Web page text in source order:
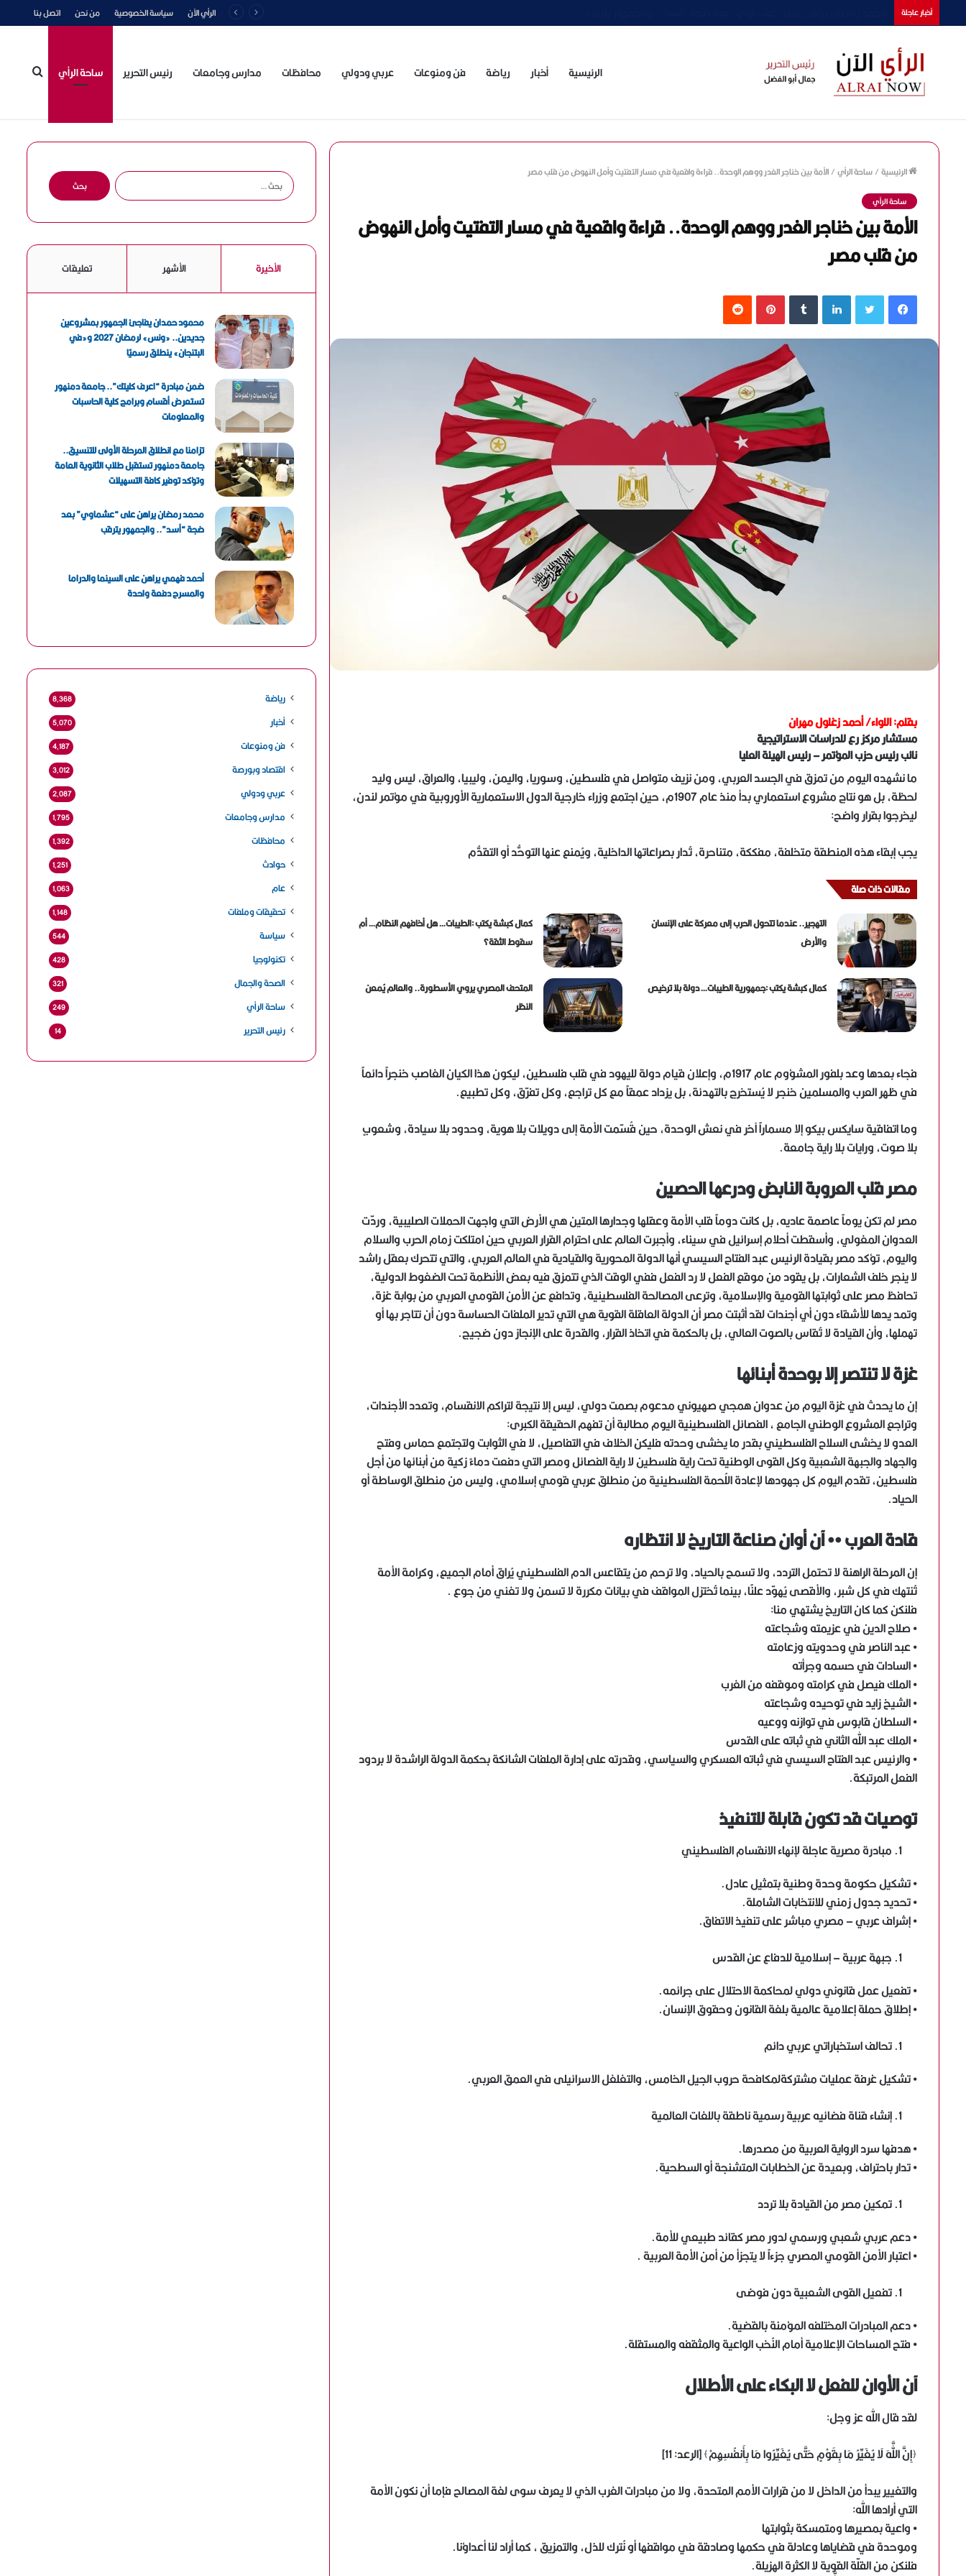
أخبار عاجلة الرأي الآن سياسة الخصوصية من نحن اتصل بنا
الرئيسية أخبار رياضة فن ومنوعات عربي ودولي محافظات مدارس وجامعات رئيس التحرير ساحة الرأي
الرئيسية/ساحة الرأي/الأمة بين خناجر الغدر ووهم الوحدة.. قراءة واقعية في مسار التفتيت وأمل النهوض من قلب مصر
ساحة الرأي
الأمة بين خناجر الغدر ووهم الوحدة.. قراءة واقعية في مسار التفتيت وأمل النهوض
من قلب مصر
فيسبوك لينكدإن بينتيريست
بقلم: اللواء/ أحمد زغلول مهران
مستشار مركز رع للدراسات الاستراتيجية
نائب رئيس حزب المؤتمر – رئيس الهيئة العليا
ما نشهده اليوم من تمزق في الجسد العربي، ومن نزيف متواصل في فلسطين، وسوريا، واليمن، وليبيا، والعراق، ليس وليد
لحظة، بل هو نتاج مشروع استعماري بدأ منذ عام 1907م، حين اجتمع وزراء خارجية الدول الاستعمارية الأوروبية في مؤتمر لندن،
ليخرجوا بقرار واضح:
يجب إبقاء هذه المنطقة متخلفة، مفككة، متناحرة، تُدار بصراعاتها الداخلية، ويُمنع عنها التوحُّد أو التقدُّم
مقالات ذات صلة
التهجير.. عندما تتحول الحرب إلى معركة على الإنسان
والأرض
كمال كبشة يكتب :الطيبات… هل أخافهم النظام… أم
سقوط الثقة؟
كمال كبشة يكتب :جمهورية الطيبات… دولة بلا ترخيص
المتحف المصري يروي الأسطورة.. والعالم يُمعن
النظر
فجاء بعدها وعد بلفور المشؤوم عام 1917م، وإعلان قيام دولة لليهود في قلب فلسطين، ليكون هذا الكيان الغاصب خنجراً دائماً
في ظهر العرب والمسلمين خنجر لا يُستخرج بالتهدئة، بل يزداد عمقاً مع كل تراجع، وكل تفرّق، وكل تطبيع.
وما اتفاقية سايكس بيكو إلا مسماراً آخر في نعش الوحدة، حين قُسّمت الأمة إلى دويلات بلا هوية، وحدود بلا سيادة، وشعوبٍ
بلا صوت، ورايات بلا راية جامعة.
مصر قلب العروبة النابض ودرعها الحصين
مصر لم تكن يوماً عاصمة عاديه، بل كانت دوماً قلب الأمة وعقلها وجدارها المتين هي الأرض التي واجهت الحملات الصليبية، وردّت
العدوان المغولي، وأسقطت أحلام إسرائيل في سيناء، وأجبرت العالم على احترام القرار العربي حين امتلكت زمام الحرب والسلام
واليوم، تؤكد مصر بقيادة الرئيس عبد الفتاح السيسي أنها الدولة المحورية والقيادية في العالم العربي، والتي تتحرك بعقل راشد
لا ينجر خلف الشعارات، بل يقود من موقع الفعل لا رد الفعل ففي الوقت الذي تتمزق فيه بعض الأنظمة تحت الضغوط الدولية،
تحافظ مصر على ثوابتها القومية والإسلامية، وترعى المصالحة الفلسطينية، وتدافع عن الأمن القومي العربي من بوابة غزة،
وتمد يدها للأشقاء دون أي أجندات لقد أثبتت مصر أن الدولة العاقلة القوية هي التي تدير الملفات الحساسة دون أن تتاجر بها أو
تهملها، وأن القيادة لا تُقاس بالصوت العالي، بل بالحكمة في اتخاذ القرار، والقدرة على الإنجاز دون ضجيج.
غزة لا تنتصر إلا بوحدة أبنائها
إن ما يحدث في غزة اليوم من عدوان همجي صهيوني مدعوم بصمت دولي، ليس إلا نتيجة لتراكم الانقسام، وتعدد الأجندات،
وتراجع المشروع الوطني الجامع ، الفصائل الفلسطينية اليوم مطالبة أن تفهم الحقيقة الكبرى:
العدو لا يخشى السلاح الفلسطيني بقدر ما يخشى وحدته فليكن الخلاف في التفاصيل، لا في الثوابت ولتجتمع حماس وفتح
والجهاد والجبهة الشعبية وكل القوى الوطنية تحت راية فلسطين لا راية الفصائل ومصر التي دفعت دماءً زكية من أبنائها من أجل
فلسطين، تقدم اليوم كل جهودها لإعادة اللُحمة الفلسطينية من منطلق عربي قومي إسلامي، وليس من منطلق الوساطة أو
الحياد.
قادة العرب •• آن أوان صناعة التاريخ لا انتظاره
إن المرحلة الراهنة لا تحتمل التردد، ولا تسمح بالحياد، ولا ترحم من يتقاعس الدم الفلسطيني يُراق أمام الجميع، وكرامة الأمة
تُنتهك في كل شبر، والأقصى يُهوّد علنًا، بينما تُختزل المواقف في بيانات مكررة لا تسمن ولا تغني من جوع .
فلنكن كما كان التاريخ يشتهي منا:
• صلاح الدين في عزيمته وشجاعته
• عبد الناصر في وحدويته وزعامته
• السادات في حسمه وجرأته
• الملك فيصل في كرامته وموقفه من الغرب
• الشيخ زايد في توحيده وشجاعته
• السلطان قابوس في توازنه ووعيه
• الملك عبد الله الثاني في ثباته على القدس
• والرئيس عبد الفتاح السيسي في ثباته العسكري والسياسي، وقدرته على إدارة الملفات الشائكة بحكمة الدولة الراشدة لا بردود
الفعل المرتبكة.
توصيات قد تكون قابلة للتنفيذ
مبادرة مصرية عاجلة لإنهاء الانقسام الفلسطيني
• تشكيل حكومة وحدة وطنية بتمثيل عادل.
• تحديد جدول زمني للانتخابات الشاملة.
• إشراف عربي – مصري مباشر على تنفيذ الاتفاق.
جبهة عربية – إسلامية للدفاع عن القدس
• تفعيل عمل قانوني دولي لمحاكمة الاحتلال على جرائمه.
• إطلاق حملة إعلامية عالمية بلغة القانون وحقوق الإنسان.
تحالف استخباراتي عربي دائم
• تشكيل غرفة عمليات مشتركةلمكافحة حروب الجيل الخامس، والتغلغل الاسرائيلى في العمق العربي.
إنشاء قناة فضائيه عربية رسمية ناطقة باللغات العالمية
• هدفها سرد الرواية العربية من مصدرها.
• تدار باحتراف، وبعيدة عن الخطابات المتشنجة أو السطحية.
تمكين مصر من القيادة بلا تردد
• دعم عربي شعبي ورسمي لدور مصر كقائد طبيعي للأمة.
• اعتبار الأمن القومي المصري جزءاً لا يتجزأ من أمن الأمة العربية .
تفعيل القوى الشعبية دون فوضى
• دعم المبادرات المختلفه المؤمنة بالقضية.
• فتح المساحات الإعلامية أمام النُخب الواعية والمثقفه والمستقلة.
آن الأوان للفعل لا البكاء على الأطلال
لقد قال الله عز وجل:
﴿إِنَّ اللَّهَ لَا يُغَيِّرُ مَا بِقَوْمٍ حَتَّى يُغَيِّرُوا مَا بِأَنفُسِهِمْ﴾ [الرعد: 11]
والتغيير يبدأ من الداخل لا من قرارات الأمم المتحدة، ولا من مبادرات الغرب الذي لا يعرف سوى لغة المصالح فإما أن نكون الأمة
التي أرادها الله:
• واعية بمصيرها ومتمسكة بثوابتها
وموحدة في قضاياها وعادلة في حكمها وصادقة في مواقفها أو نُترك للذل، والتمزيق ، كما أراد لنا أعداؤنا.
فلنكن من القلّة القوية لا الكثرة الهزيلة.
نفسية؟
موسوعة “المشروع الصهيوني.. التاريخ، الاحتلال،
المواجهة” | الباب الرابع: آلة الاغتيالات الصهيونية – استهداف
ا
ل
ح
الأخيرة الأشهر تعليقات
محمود حمدان يفاجئ الجمهور بمشروعين
جديدين.. «ونس» لرمضان 2027 و«في
البتنجان» ينطلق رسميًا
ضمن مبادرة “اعرف كليتك”.. جامعة دمنهور
تستعرض أقسام وبرامج كلية الحاسبات
والمعلومات
تزامنا مع انطلاق المرحلة الأولى للتنسيق..
جامعة دمنهور تستقبل طلاب الثانوية العامة
وتؤكد توفير كافة التسهيلات
محمد رمضان يراهن على “عشماوي” بعد
ضجة “أسد”.. والجمهور يترقب
أحمد فهمي يراهن على السينما والدراما
والمسرح دفعة واحدة
رياضة 8٬368
أخبار 5٬070
فن ومنوعات 4٬187
اقتصاد وبورصة 3٬012
عربي ودولي 2٬087
مدارس وجامعات 1٬795
محافظات 1٬392
حوادث 1٬251
عام 1٬063
تحقيقات وملفات 1٬148
سياسة 544
تكنولوجيا 428
الصحة والجمال 321
ساحة الرأي 249
رئيس التحرير 14